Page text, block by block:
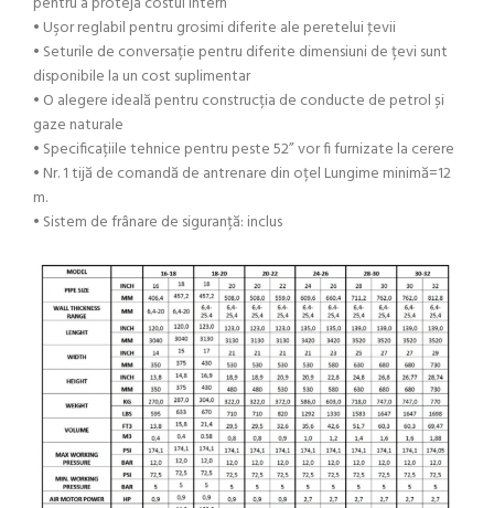
• Uşor reglabil pentru grosimi diferite ale peretelui ţevii
• Seturile de conversație pentru diferite dimensiuni de țevi sunt
disponibile la un cost suplimentar
• O alegere ideală pentru construcția de conducte de petrol și
gaze naturale
• Specificațiile tehnice pentru peste 52” vor fi furnizate la cerere
• Nr. 1 tijă de comandă de antrenare din oțel Lungime minimă=12
m.
• Sistem de frânare de siguranță: inclus